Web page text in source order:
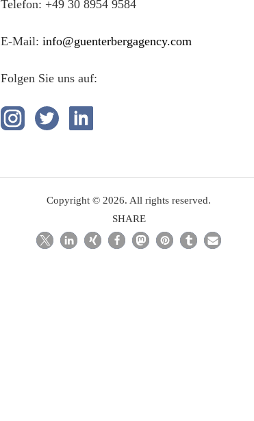
Telefon: +49 30 8954 9584
E-Mail:info@guenterbergagency.com
Folgen Sie uns auf:
Copyright © 2026. All rights reserved.
SHARE